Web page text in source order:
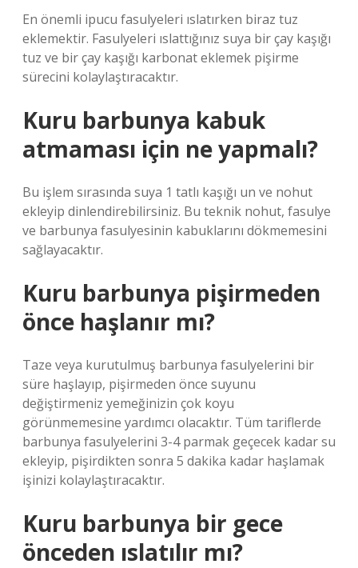
En önemli ipucu fasulyeleri ıslatırken biraz tuz
eklemektir. Fasulyeleri ıslattığınız suya bir çay kaşığı
tuz ve bir çay kaşığı karbonat eklemek pişirme
sürecini kolaylaştıracaktır.
Kuru barbunya kabuk
atmaması için ne yapmalı?
Bu işlem sırasında suya 1 tatlı kaşığı un ve nohut
ekleyip dinlendirebilirsiniz. Bu teknik nohut, fasulye
ve barbunya fasulyesinin kabuklarını dökmemesini
sağlayacaktır.
Kuru barbunya pişirmeden
önce haşlanır mı?
Taze veya kurutulmuş barbunya fasulyelerini bir
süre haşlayıp, pişirmeden önce suyunu
değiştirmeniz yemeğinizin çok koyu
görünmemesine yardımcı olacaktır. Tüm tariflerde
barbunya fasulyelerini 3-4 parmak geçecek kadar su
ekleyip, pişirdikten sonra 5 dakika kadar haşlamak
işinizi kolaylaştıracaktır.
Kuru barbunya bir gece
önceden ıslatılır mı?